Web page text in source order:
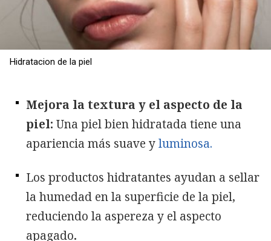
Hidratacion de la piel
Mejora la textura y el aspecto de la
piel: Una piel bien hidratada tiene una
apariencia más suave yluminosa.
Los productos hidratantes ayudan a sellar
la humedad en la superficie de la piel,
reduciendo la aspereza y el aspecto
apagado.